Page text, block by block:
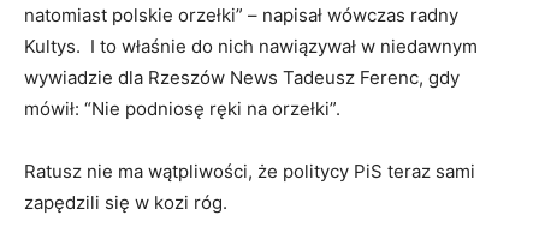
natomiast polskie orzełki” – napisał wówczas radny
Kultys. I to właśnie do nich nawiązywał w niedawnym
wywiadzie dla Rzeszów News Tadeusz Ferenc, gdy
mówił: “Nie podniosę ręki na orzełki”.
Ratusz nie ma wątpliwości, że politycy PiS teraz sami
zapędzili się w kozi róg.